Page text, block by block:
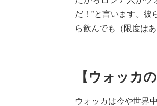
だ！”と言います。彼
ら飲んでも（限度は
【ウォッカ
ウォッカは今や世界